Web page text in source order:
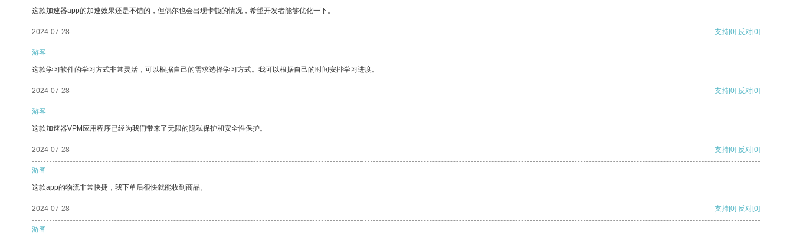
这款加速器app的加速效果还是不错的，但偶尔也会出现卡顿的情况，希望开发者能够优化一下。
2024-07-28 支持[0] 反对[0]
游客
这款学习软件的学习方式非常灵活，可以根据自己的需求选择学习方式。我可以根据自己的时间安排学习进度。
2024-07-28 支持[0] 反对[0]
游客
这款加速器VPM应用程序已经为我们带来了无限的隐私保护和安全性保护。
2024-07-28 支持[0] 反对[0]
游客
这款app的物流非常快捷，我下单后很快就能收到商品。
2024-07-28 支持[0] 反对[0]
游客